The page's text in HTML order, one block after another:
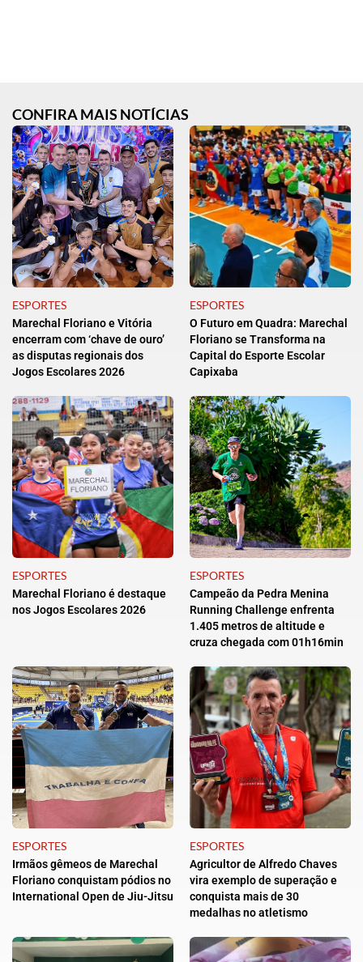
CONFIRA MAIS NOTÍCIAS
ESPORTES
Marechal Floriano e Vitória
encerram com ‘chave de ouro’
as disputas regionais dos
Jogos Escolares 2026
ESPORTES
O Futuro em Quadra: Marechal
Floriano se Transforma na
Capital do Esporte Escolar
Capixaba
ESPORTES
Marechal Floriano é destaque
nos Jogos Escolares 2026
ESPORTES
Campeão da Pedra Menina
Running Challenge enfrenta
1.405 metros de altitude e
cruza chegada com 01h16min
ESPORTES
Irmãos gêmeos de Marechal
Floriano conquistam pódios no
International Open de Jiu-Jitsu
ESPORTES
Agricultor de Alfredo Chaves
vira exemplo de superação e
conquista mais de 30
medalhas no atletismo